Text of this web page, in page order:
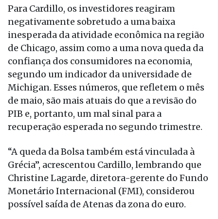
Para Cardillo, os investidores reagiram
negativamente sobretudo a uma baixa
inesperada da atividade econômica na região
de Chicago, assim como a uma nova queda da
confiança dos consumidores na economia,
segundo um indicador da universidade de
Michigan. Esses números, que refletem o mês
de maio, são mais atuais do que a revisão do
PIB e, portanto, um mal sinal para a
recuperação esperada no segundo trimestre.
“A queda da Bolsa também está vinculada à
Grécia”, acrescentou Cardillo, lembrando que
Christine Lagarde, diretora-gerente do Fundo
Monetário Internacional (FMI), considerou
possível saída de Atenas da zona do euro.